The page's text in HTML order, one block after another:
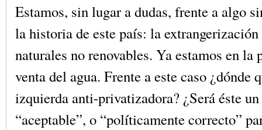
Estamos, sin lugar a dudas, frente a algo
la historia de este país: la
naturales no renovables. Ya estamos en la
venta del agua. Frente a este caso ¿dónde
izquierda anti-privatizadora? ¿Será éste
“aceptable”, o “políticamente correcto”